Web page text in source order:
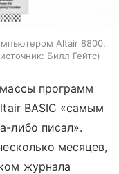
Altair 8800,
источник: Билл Гейтс
программ
BASIC «самым
либо писал».
месяцев,
журнала